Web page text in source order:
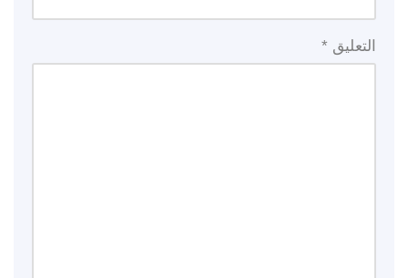
التعليق *